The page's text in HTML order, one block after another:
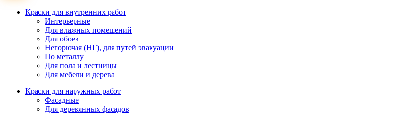
Краски для внутренних работ
Интерьерные
Для влажных помещений
Для обоев
Негорючая (НГ), для путей эвакуации
По металлу
Для пола и лестницы
Для мебели и дерева
Краски для наружных работ
Фасадные
Для деревянных фасадов